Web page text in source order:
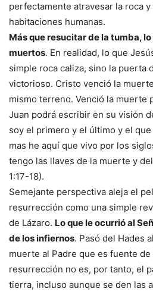
perfectamente atravesar la roca
habitaciones humanas.
Más que resucitar de la tumba,
muertos. En realidad, lo que
simple roca caliza, sino la puerta
victorioso. Cristo venció la
mismo terreno. Venció la muerte
Juan podrá escribir en su visión
soy el primero y el último y el
mas he aquí que vivo por los
tengo las llaves de la muerte y
1:17-18).
Semejante perspectiva aleja el
resurrección como una simple
de Lázaro. Lo que le ocurrió al
de los infiernos. Pasó del Hades
muerte al Padre que es fuente de
resurrección no es, por tanto, el
tierra, incluso aunque se den las